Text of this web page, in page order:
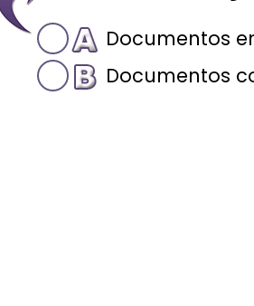
Documentos
Documentos